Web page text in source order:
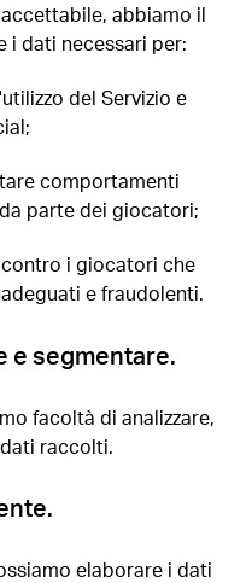
abbiamo il
i dati necessari per:
del Servizio e
comportamenti
parte dei giocatori;
i giocatori che
e fraudolenti.
e segmentare.
facoltà di analizzare,
raccolti.
elaborare i dati